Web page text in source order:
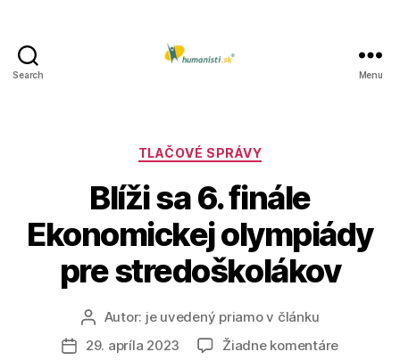
Search Menu
Kategórie
TLAČOVÉ SPRÁVY
Blíži sa 6. finále
Ekonomickej olympiády
pre stredoškolákov
Autor
článku
Autor: je uvedený priamo v článku
Dátum
29. apríla 2023 Žiadne komentárena